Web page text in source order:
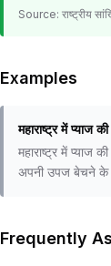
Source: राष्ट्रीय
Examples
महाराष्ट्र में प्याज
महाराष्ट्र में प्याज
अपनी उपज बेचने के
Frequently